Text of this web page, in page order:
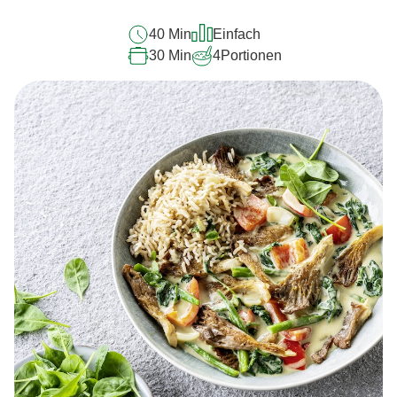
recipe
abgegeben
40 Min
Einfach
30 Min
4Portionen